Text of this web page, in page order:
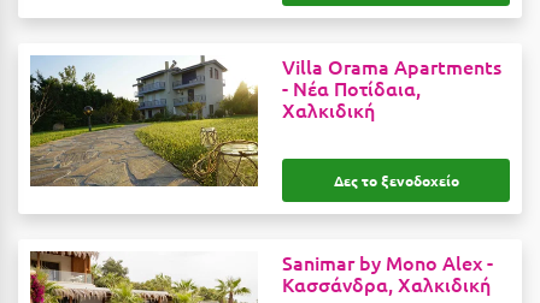
Βυτίνα
Γ
Γαλαξiδι
Γλυφάδα
Γρεβενά
Γύθειο
Δες όλες τις προσφορές
Δες όλα τα πακέτα διακοπών
Villa Orama Apartments
- Νέα Ποτίδαια,
Χαλκιδική
Δες το ξενοδοχείο
Sanimar by Mono Alex -
Κασσάνδρα, Χαλκιδική